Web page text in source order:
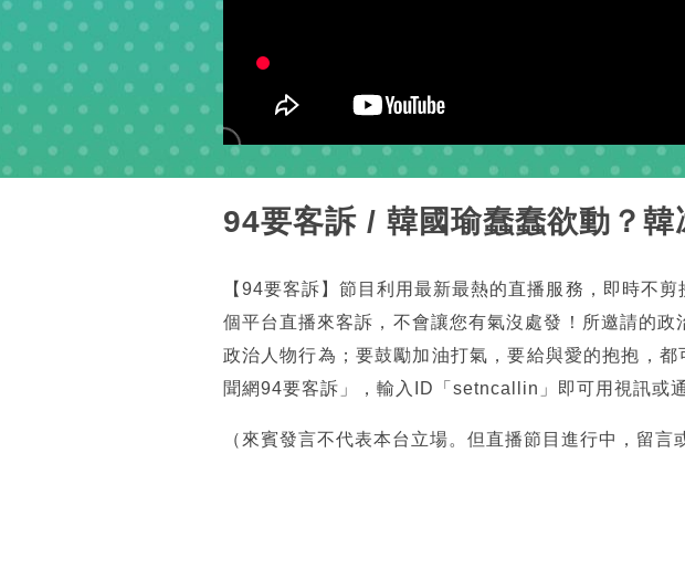
94要客訴 / 韓國瑜蠢蠢欲動？
【94要客訴】節目利用最新最熱的直播服務，即時不
個平台直播來客訴，不會讓您有氣沒處發！所邀請的
政治人物行為；要鼓勵加油打氣，要給與愛的抱抱，
聞網94要客訴」，輸入ID「setncallin」即可用視訊或
（來賓發言不代表本台立場。但直播節目進行中，留言